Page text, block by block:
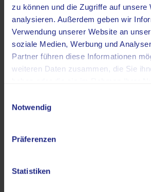
zu können und die Zugriffe auf unsere
analysieren. Außerdem geben wir
Verwendung unserer Website an
soziale Medien, Werbung und
Partner führen diese Informationen
weiteren Daten zusammen, die Sie
Notwendig
Präferenzen
Statistiken
Leistung